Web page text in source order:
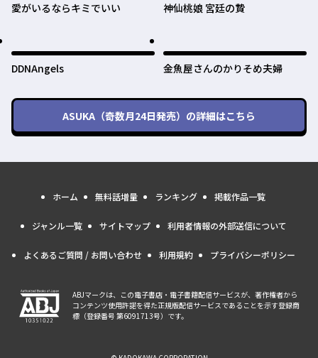
愛がいるならキミでいい 神仙桃娘 宮廷の贄
DDNAngels 金魚屋さんのかりそめ夫婦
ASUKA（奇数月24日発売） の詳細はこちら
ホーム 無料話増量 ランキング 掲載作品一覧
ジャンル一覧 サイトマップ 利用者情報の外部送信について
よくあるご質問 / お問い合わせ 利用規約 プライバシーポリシー
ABJマークは、この電子書店・電子書籍配信サービスが、著作権者から
コンテンツ使用許諾を得た正規版配信サービスであることを示す登録商
標（登録番号 第6091713号）です。